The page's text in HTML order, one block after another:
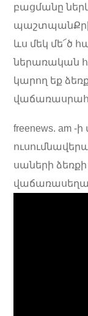
բացմանը
ևս մեկ մե՜ծ
ներառական
կարող եք
freenews. am
սաների